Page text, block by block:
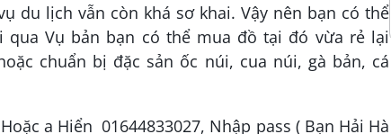
du lịch vẫn còn khá sơ khai. Vậy nên bạn có thể
Vụ bản bạn có thể mua đồ tại đó vừa rẻ lại
chuẩn bị đặc sản ốc núi, cua núi, gà bản, cá
a Hiển 01644833027, Nhập pass ( Bạn Hải Hà